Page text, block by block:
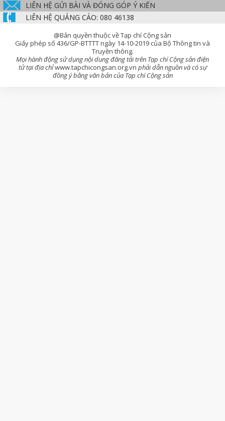
LIÊN HỆ GỬI BÀI VÀ ĐÓNG GÓP Ý KIẾN
LIÊN HỆ QUẢNG CÁO: 080 46138
@Bản quyền thuộc về Tạp chí Cộng sản
Giấy phép số 436/GP-BTTTT ngày 14-10-2019 của Bộ Thông tin và
Truyền thông.
Mọi hành động sử dụng nội dung đăng tải trên Tạp chí Cộng sản điện
tử tại địa chỉwww.tapchicongsan.org.vn phải dẫn nguồn và có sự
đồng ý bằng văn bản của Tạp chí Cộng sản